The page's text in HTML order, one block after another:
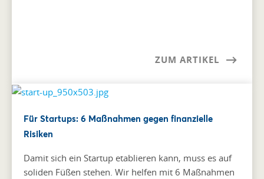
ZUM ARTIKEL
Für Startups: 6 Maßnahmen gegen finanzielle
Risiken
Damit sich ein Startup etablieren kann, muss es auf
soliden Füßen stehen. Wir helfen mit 6 Maßnahmen